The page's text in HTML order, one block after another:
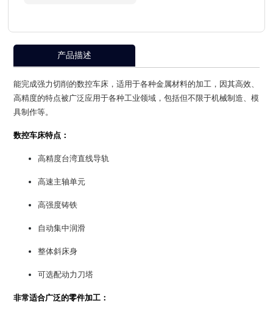
产品描述
能完成强力切削的数控车床，适用于各种金属材料的加工，因其高效、
高精度的特点被广泛应用于各种工业领域，包括但不限于机械制造、模
具制作等。
数控车床特点：
高精度台湾直线导轨
高速主轴单元
高强度铸铁
自动集中润滑
整体斜床身
可选配动力刀塔
非常适合广泛的零件加工：